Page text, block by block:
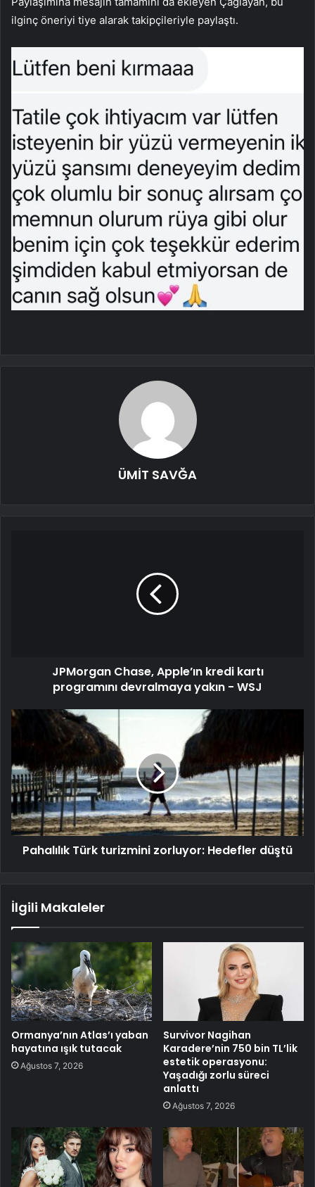
ilginç öneriyi tiye alarak takipçileriyle paylaştı.
ÜMİT SAVĞA
JPMorgan Chase, Apple’ın kredi kartı
programını devralmaya yakın - WSJ
Pahalılık Türk turizmini zorluyor: Hedefler düştü
İlgili Makaleler
Ormanya’nın Atlas’ı yaban
hayatına ışık tutacak
Ağustos 7, 2026
Survivor Nagihan
Karadere’nin 750 bin TL’lik
estetik operasyonu:
Yaşadığı zorlu süreci
anlattı
Ağustos 7, 2026